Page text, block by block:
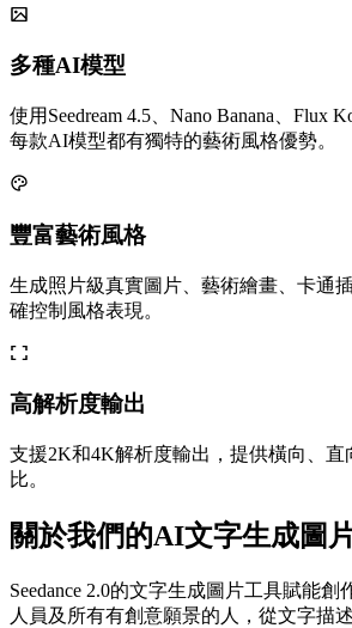
多種AI模型
使用Seedream 4.5、Nano Banana、Flux
每款AI模型都有獨特的藝術風格優勢。
豐富藝術風格
生成照片級真實圖片、藝術繪畫、卡通
確控制風格表現。
高解析度輸出
支援2K和4K解析度輸出，提供橫向、直
比。
關於我們的AI文字生成圖
Seedance 2.0的文字生成圖片工具賦能
人員及所有有創意願景的人，從文字描